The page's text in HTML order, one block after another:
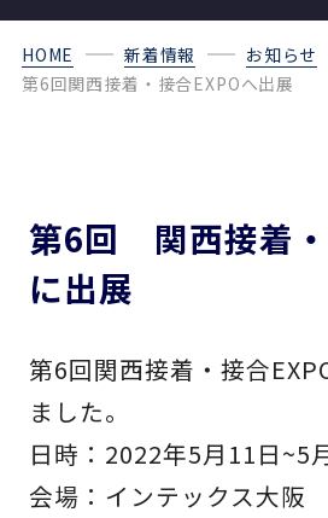
HOME 新着情報
お知らせ
第6回関西接着・接合EXPOへ出展
第6回 関西接着
に出展
第6回関西接着・接合
ました。
日時：2022年5月11日~5
会場：インテックス大阪